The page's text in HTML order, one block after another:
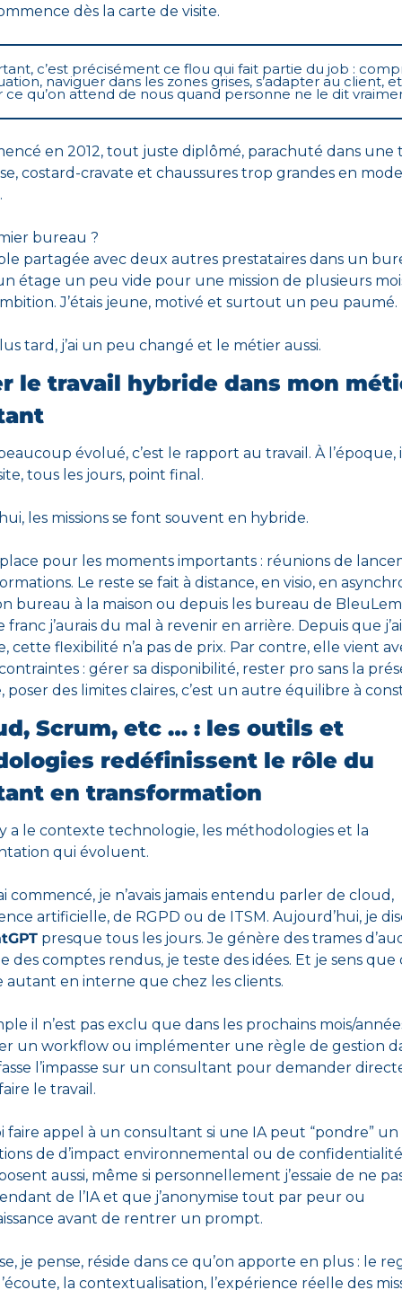
dès la carte de visite.
c’est précisément ce flou qui fait partie du job :
naviguer dans les zones grises, s’adapter au client,
ce qu’on attend de nous quand personne ne le dit
en 2012, tout juste diplômé, parachuté dans une
costard-cravate et chaussures trop grandes en mode
bureau ?
partagée avec deux autres prestataires dans un
étage un peu vide pour une mission de plusieurs
J’étais jeune, motivé et surtout un peu paumé.
tard, j’ai un peu changé et le métier aussi.
le travail hybride dans mon
évolué, c’est le rapport au travail. À l’époque,
tous les jours, point final.
les missions se font souvent en hybride.
pour les moments importants : réunions de
Le reste se fait à distance, en visio, en
bureau à la maison ou depuis les bureau de
j’aurais du mal à revenir en arrière. Depuis que
cette flexibilité n’a pas de prix. Par contre, elle vient
: gérer sa disponibilité, rester pro sans la
poser des limites claires, c’est un autre équilibre à
Scrum, etc … : les outils et
redéfinissent le rôle du
en transformation
a le contexte technologie, les méthodologies et la
qui évoluent.
commencé, je n’avais jamais entendu parler de cloud,
artificielle, de RGPD ou de ITSM. Aujourd’hui, je
presque tous les jours. Je génère des trames
des comptes rendus, je teste des idées. Et je sens que
autant en interne que chez les clients.
il n’est pas exclu que dans les prochains mois/
un workflow ou implémenter une règle de gestion
l’impasse sur un consultant pour demander
le travail.
faire appel à un consultant si une IA peut “pondre” un
de d’impact environnemental ou de
aussi, même si personnellement j’essaie de ne
de l’IA et que j’anonymise tout par peur ou
avant de rentrer un prompt.
je pense, réside dans ce qu’on apporte en plus : le
la contextualisation, l’expérience réelle des